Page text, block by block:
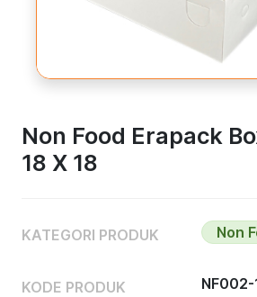
Non Food Erapack
18 X 18
KATEGORI PRODUK Non
KODE PRODUK